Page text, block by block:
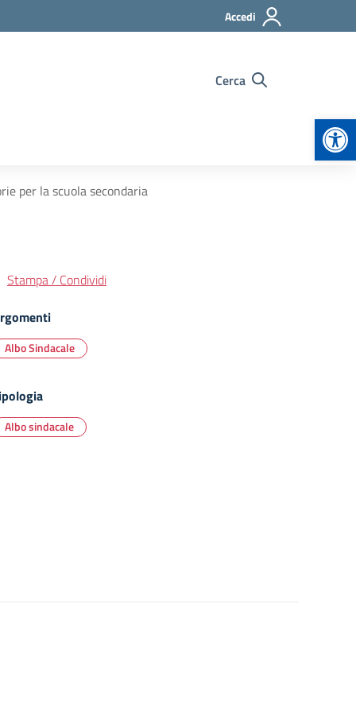
Accedi
Cerca
per la scuola secondaria
Stampa / Condividi
Albo Sindacale
Albo sindacale